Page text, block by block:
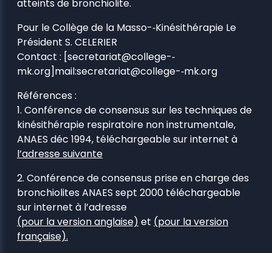
atteints de bronchiolite.
Pour le Collège de la Masso-­‐Kinésithérapie Le
Président S. CELERIER
Contact : [secretariat@college-­‐
mk.org]mail:secretariat@college-­‐mk.org
Références :
1. Conférence de consensus sur les techniques de
kinésithérapie respiratoire non instrumentale,
ANAES déc 1994, téléchargeable sur internet à
l’adresse suivante
2. Conférence de consensus prise en charge des
bronchiolites ANAES sept 2000 téléchargeable
sur internet à l’adresse
(pour la version anglaise) et (pour la version
française).